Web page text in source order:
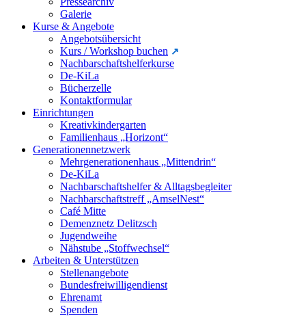
Galerie
Kurse & Angebote
Angebotsübersicht
Kurs / Workshop buchen
Nachbarschaftshelferkurse
De-KiLa
Bücherzelle
Kontaktformular
Einrichtungen
Kreativkindergarten
Familienhaus „Horizont“
Generationennetzwerk
Mehrgenerationenhaus „Mittendrin“
De-KiLa
Nachbarschaftshelfer & Alltagsbegleiter
Nachbarschaftstreff „AmselNest“
Café Mitte
Demenznetz Delitzsch
Jugendweihe
Nähstube „Stoffwechsel“
Arbeiten & Unterstützen
Stellenangebote
Bundesfreiwilligendienst
Ehrenamt
Spenden